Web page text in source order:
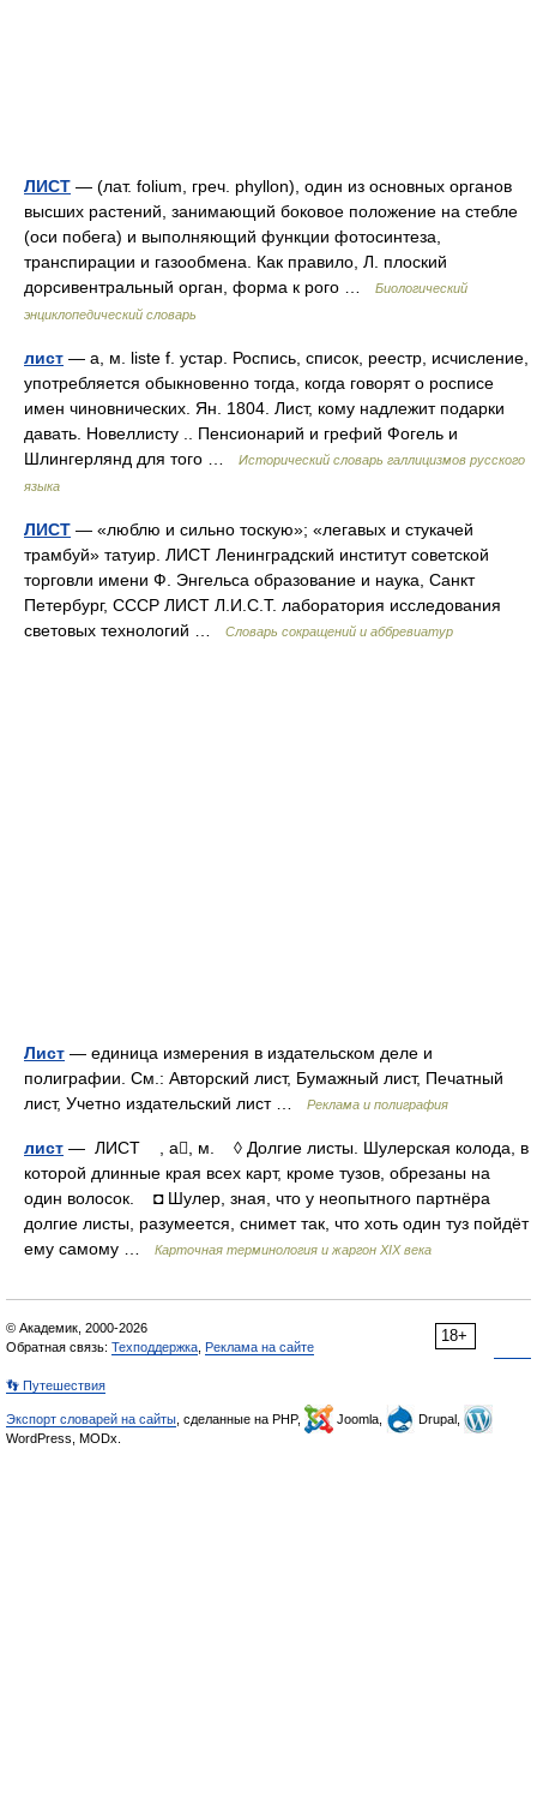
ЛИСТ — (лат. folium, греч. phyllon), один из основных органов
высших растений, занимающий боковое положение на стебле
(оси побега) и выполняющий функции фотосинтеза,
транспирации и газообмена. Как правило, Л. плоский
дорсивентральный орган, форма к рого …
Биологический
энциклопедический словарь
лист — а, м. liste f. устар. Роспись, список, реестр, исчисление,
употребляется обыкновенно тогда, когда говорят о росписе
имен чиновнических. Ян. 1804. Лист, кому надлежит подарки
давать. Новеллисту .. Пенсионарий и грефий Фогель и
Шлингерлянд для того …
Исторический словарь галлицизмов русского
языка
ЛИСТ — «люблю и сильно тоскую»; «легавых и стукачей
трамбуй» татуир. ЛИСТ Ленинградский институт советской
торговли имени Ф. Энгельса образование и наука, Санкт
Петербург, СССР ЛИСТ Л.И.С.Т. лаборатория исследования
световых технологий …
Словарь сокращений и аббревиатур
Лист — единица измерения в издательском деле и
полиграфии. См.: Авторский лист, Бумажный лист, Печатный
лист, Учетно издательский лист …
Реклама и полиграфия
лист — ЛИСТ , а, м. ◊ Долгие листы. Шулерская колода, в
которой длинные края всех карт, кроме тузов, обрезаны на
один волосок. ◘ Шулер, зная, что у неопытного партнёра
долгие листы, разумеется, снимет так, что хоть один туз пойдёт
ему самому …
Карточная терминология и жаргон XIX века
18+
© Академик, 2000-2026
Обратная связь: Техподдержка Реклама на сайте
👣 Путешествия
Экспорт словарей на сайты , сделанные на PHP, Joomla,
Drupal,
WordPress, MODx.